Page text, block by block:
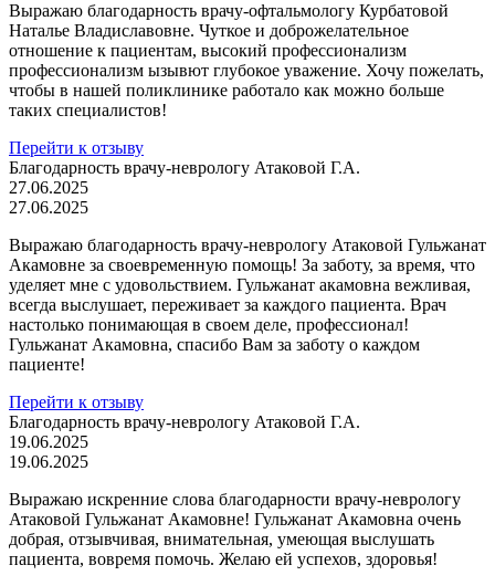
Выражаю благодарность врачу-офтальмологу Курбатовой
Наталье Владиславовне. Чуткое и доброжелательное
отношение к пациентам, высокий профессионализм
профессионализм ызывют глубокое уважение. Хочу пожелать,
чтобы в нашей поликлинике работало как можно больше
таких специалистов!
Перейти к отзыву
Благодарность врачу-неврологу Атаковой Г.А.
27.06.2025
27.06.2025
Выражаю благодарность врачу-неврологу Атаковой Гульжанат
Акамовне за своевременную помощь! За заботу, за время, что
уделяет мне с удовольствием. Гульжанат акамовна вежливая,
всегда выслушает, переживает за каждого пациента. Врач
настолько понимающая в своем деле, профессионал!
Гульжанат Акамовна, спасибо Вам за заботу о каждом
пациенте!
Перейти к отзыву
Благодарность врачу-неврологу Атаковой Г.А.
19.06.2025
19.06.2025
Выражаю искренние слова благодарности врачу-неврологу
Атаковой Гульжанат Акамовне! Гульжанат Акамовна очень
добрая, отзывчивая, внимательная, умеющая выслушать
пациента, вовремя помочь. Желаю ей успехов, здоровья!